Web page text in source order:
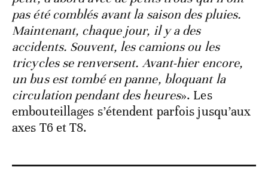
pas été comblés avant la saison des pluies.
Maintenant, chaque jour, il y a des
accidents. Souvent, les camions ou les
tricycles se renversent. Avant-hier encore,
un bus est tombé en panne, bloquant la
circulation pendant des heures». Les
embouteillages s’étendent parfois jusqu’aux
axes T6 et T8.